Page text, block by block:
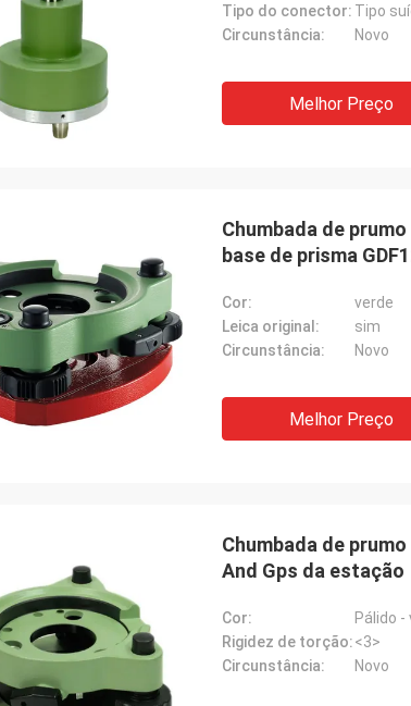
Tipo do conector: Tipo
Circunstância:
Novo
Melhor Preço
Chumbada de
base de prisma
Cor:
verde
Leica original:
sim
Circunstância:
Novo
Melhor Preço
Chumbada de
And Gps da estação
Cor:
Pálido -
Rigidez de torção:<3>
Circunstância:
Novo